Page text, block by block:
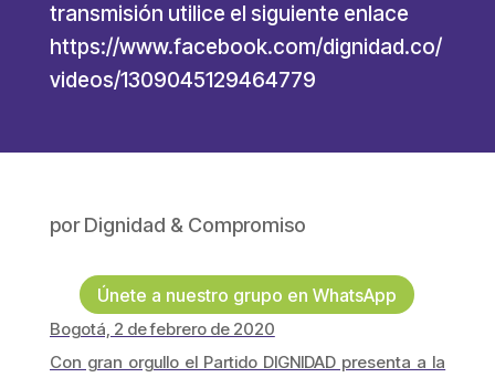
transmisión utilice el siguiente enlace
https://www.facebook.com/dignidad.co/
videos/1309045129464779
porDignidad & Compromiso
Únete a nuestro grupo en WhatsApp
Bogotá, 2 de febrero de 2020
Con gran orgullo el Partido DIGNIDAD presenta a la